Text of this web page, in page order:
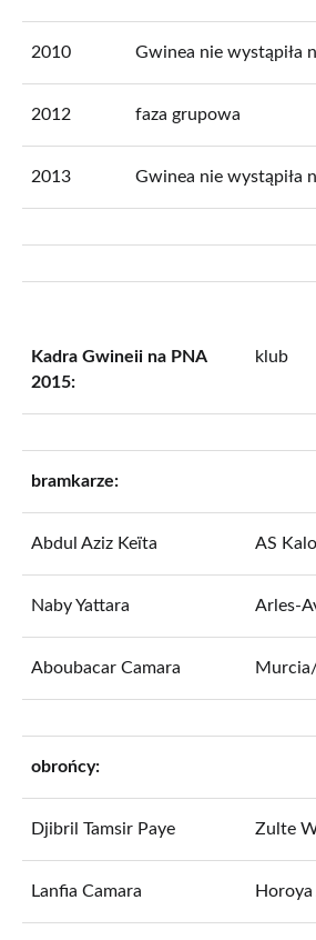
2010 Gwinea nie wystąpiła
2012 faza grupowa
2013 Gwinea nie wystąpiła
Kadra Gwineii na PNA
2015:
klub
bramkarze:
Abdul Aziz Keïta AS
Naby Yattara Arles-
Aboubacar Camara
obrońcy:
Djibril Tamsir Paye Zulte
Lanfia Camara Horoya